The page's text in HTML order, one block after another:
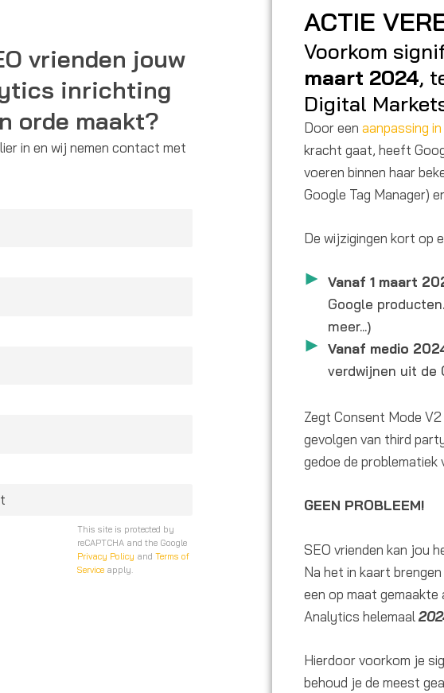
vrienden jouw
inrichting
orde maakt?
in en wij nemen contact met
This site is protected by
reCAPTCHA and the Google
Privacy Policy and Terms of
Service apply.
ACTIE
Voorkom
maart 2024,
Digital
Door een aanpassing
kracht gaat, heeft
voeren binnen haar
Google Tag Manager)
De wijzigingen kort op
Vanaf 1 maart
Google
meer...)
Vanaf medio
verdwijnen uit de
Zegt Consent Mode
gevolgen van third
gedoe de problematiek
GEEN PROBLEEM!
SEO vrienden kan jou
Na het in kaart
een op maat
Analytics helemaal
Hierdoor voorkom je
behoud je de meest